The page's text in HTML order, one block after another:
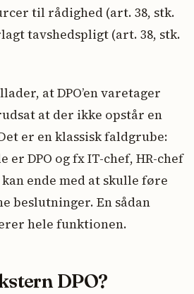
til rådighed (art. 38, stk.
tavshedspligt (art. 38, stk.
at DPO’en varetager
at der ikke opstår en
er en klassisk faldgrube:
er DPO og fx IT-chef, HR-chef
ende med at skulle føre
beslutninger. En sådan
hele funktionen.
DPO?